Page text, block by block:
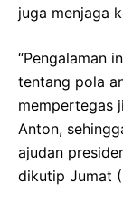
juga menjaga
“Pengalaman
tentang pola
mempertegas
Anton,
ajudan
dikutip Jumat